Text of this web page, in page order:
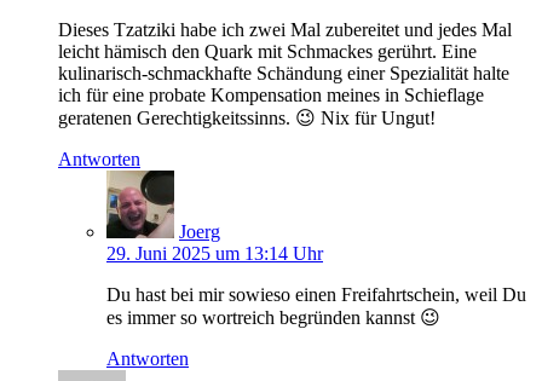
Dieses Tzatziki habe ich zwei Mal zubereitet und jedes Mal
leicht hämisch den Quark mit Schmackes gerührt. Eine
kulinarisch-schmackhafte Schändung einer Spezialität halte
ich für eine probate Kompensation meines in Schieflage
geratenen Gerechtigkeitssinns. 😉 Nix für Ungut!
Antworten
Joerg
29. Juni 2025 um 13:14 Uhr
Du hast bei mir sowieso einen Freifahrtschein, weil Du
es immer so wortreich begründen kannst 😉
Antworten